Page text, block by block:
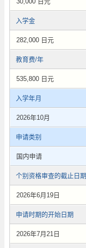
入学金
282,000 日元
教育费/年
535,800 日元
入学年月
2026年10月
申请类别
国内申请
个别资格审查的截止日期
2026年6月19日
申请时期的开始日期
2026年7月21日